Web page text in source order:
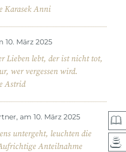
Karasek Anni
10. März 2025
Lieben lebt, der ist nicht tot,
wer vergessen wird.
Astrid
am 10. März 2025
untergeht, leuchten die
Anteilnahme